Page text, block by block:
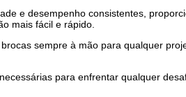
e desempenho consistentes,
mais fácil e rápido.
sempre à mão para qualquer
para enfrentar qualquer